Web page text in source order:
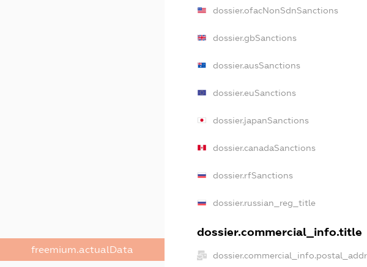
freemium.actualData
dossier.ofacNonSdnSanctions
dossier.gbSanctions
dossier.ausSanctions
dossier.euSanctions
dossier.japanSanctions
dossier.canadaSanctions
dossier.rfSanctions
dossier.russian_reg_title
dossier.commercial_info.title